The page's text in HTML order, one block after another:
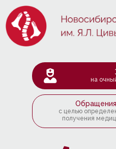
на
с целью
получения